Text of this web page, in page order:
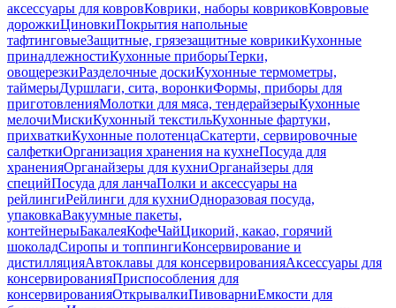
аксессуары для ковровКоврики, наборы ковриковКовровые
дорожкиЦиновкиПокрытия напольные
тафтинговыеЗащитные, грязезащитные коврикиКухонные
принадлежностиКухонные приборыТерки,
овощерезкиРазделочные доскиКухонные термометры,
таймерыДуршлаги, сита, воронкиФормы, приборы для
приготовленияМолотки для мяса, тендерайзерыКухонные
мелочиМискиКухонный текстильКухонные фартуки,
прихваткиКухонные полотенцаСкатерти, сервировочные
салфеткиОрганизация хранения на кухнеПосуда для
храненияОрганайзеры для кухниОрганайзеры для
специйПосуда для ланчаПолки и аксессуары на
рейлингиРейлинги для кухниОдноразовая посуда,
упаковкаВакуумные пакеты,
контейнерыБакалеяКофеЧайЦикорий, какао, горячий
шоколадСиропы и топпингиКонсервирование и
дистилляцияАвтоклавы для консервированияАксессуары для
консервированияПриспособления для
консервированияОткрывалкиПивоварниЕмкости для